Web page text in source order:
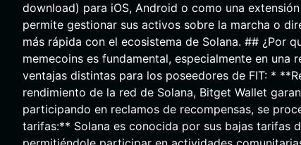
download) para iOS, Android o como una
permite gestionar sus activos sobre la marcha o
más rápida con el ecosistema de Solana. ## ¿Por
memecoins es fundamental, especialmente en
ventajas distintas para los poseedores de FIT: *
rendimiento de la red de Solana, Bitget Wallet
participando en reclamos de recompensas, se
tarifas:** Solana es conocida por sus bajas tarifas